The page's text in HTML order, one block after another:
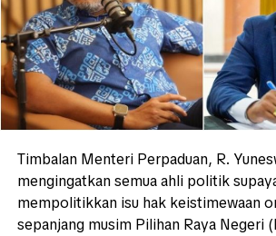
Timbalan Menteri Perpaduan, R.
mengingatkan semua ahli politik
mempolitikkan isu hak keistimewaan
sepanjang musim Pilihan Raya Negeri